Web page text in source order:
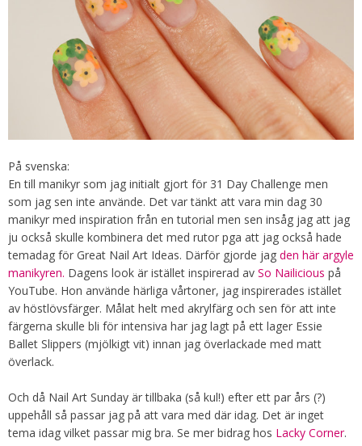
På svenska:
En till manikyr som jag initialt gjort för 31 Day Challenge men
som jag sen inte använde. Det var tänkt att vara min dag 30
manikyr med inspiration från en tutorial men sen insåg jag att jag
ju också skulle kombinera det med rutor pga att jag också hade
temadag för Great Nail Art Ideas. Därför gjorde jag den här argyle
manikyren. Dagens look är istället inspirerad av So Nailicious på
YouTube. Hon använde härliga vårtoner, jag inspirerades istället
av höstlövsfärger. Målat helt med akrylfärg och sen för att inte
färgerna skulle bli för intensiva har jag lagt på ett lager Essie
Ballet Slippers (mjölkigt vit) innan jag överlackade med matt
överlack.
Och då Nail Art Sunday är tillbaka (så kul!) efter ett par års (?)
uppehåll så passar jag på att vara med där idag. Det är inget
tema idag vilket passar mig bra. Se mer bidrag hos Lacky Corner.